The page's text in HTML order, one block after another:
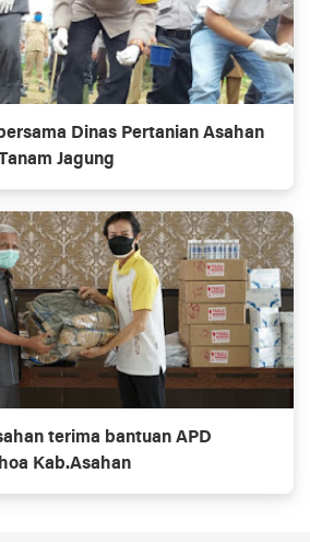
Dinas Pertanian Asahan
Jagung
terima bantuan APD
Kab.Asahan